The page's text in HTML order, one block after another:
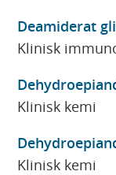
Deamiderat
Klinisk
Klinisk kemi
Klinisk kemi